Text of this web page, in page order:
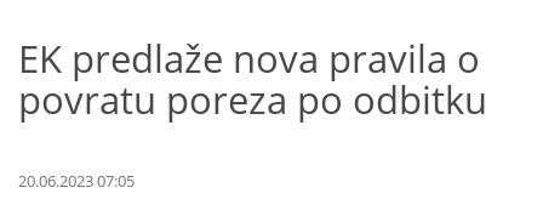
EK predlaže nova pravila o
povratu poreza po odbitku
20.06.2023 07:05